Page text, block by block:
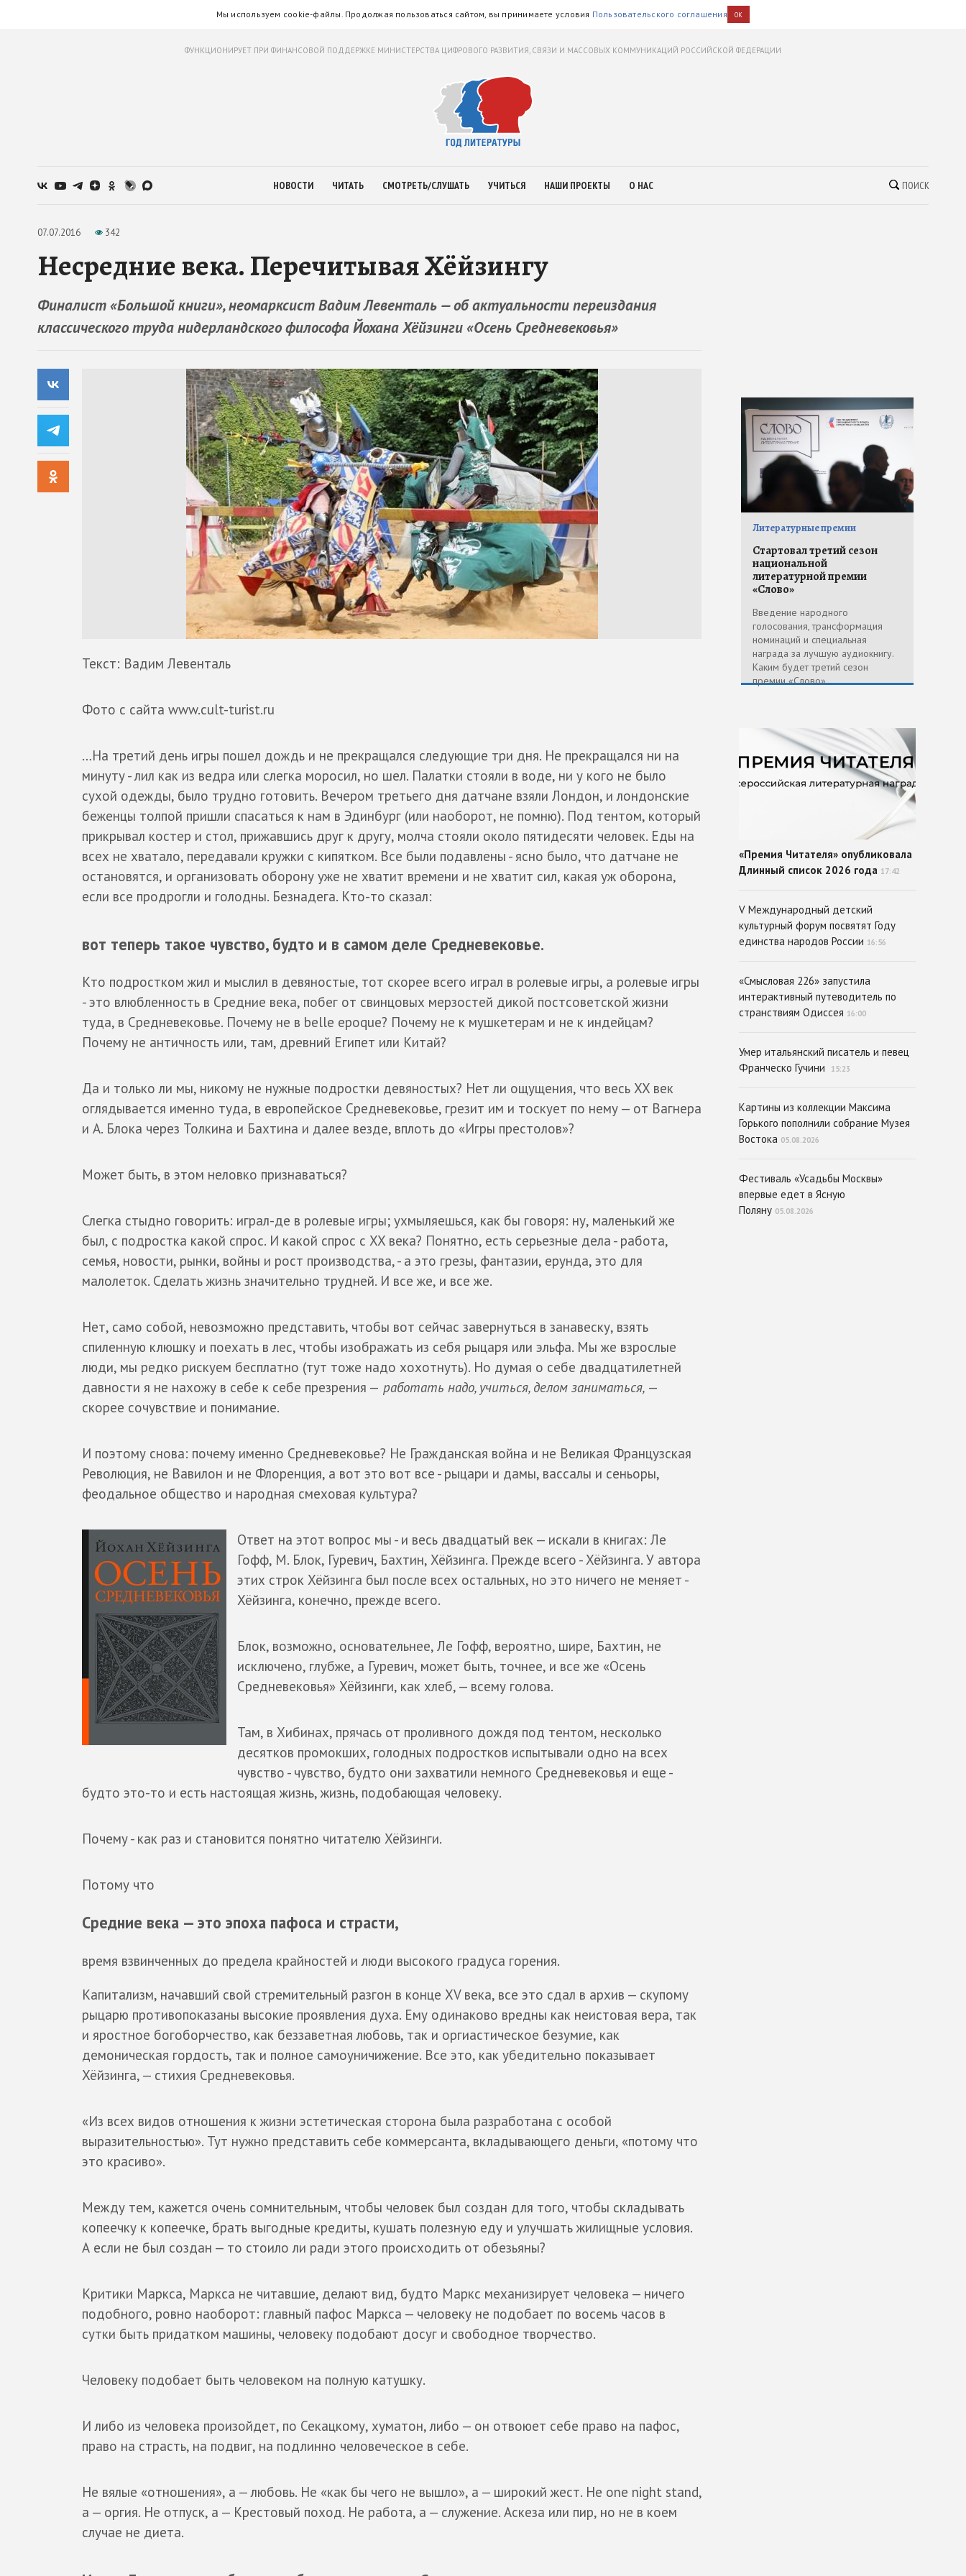
Мы используем cookie-файлы. Продолжая пользоваться сайтом, вы принимаете условия Пользовательского соглашения OK
ФУНКЦИОНИРУЕТ ПРИ ФИНАНСОВОЙ ПОДДЕРЖКЕ МИНИСТЕРСТВА ЦИФРОВОГО РАЗВИТИЯ, СВЯЗИ И МАССОВЫХ КОММУНИКАЦИЙ РОССИЙСКОЙ ФЕДЕРАЦИИ
НОВОСТИ ЧИТАТЬ СМОТРЕТЬ/СЛУШАТЬ УЧИТЬСЯ НАШИ ПРОЕКТЫ О НАС ПОИСК
07.07.2016 342
Несредние века. Перечитывая Хёйзингу
Финалист «Большой книги», неомарксист Вадим Левенталь — об актуальности переиздания
классического труда нидерландского философа Йохана Хёйзинги «Осень Средневековья»
Текст: Вадим Левенталь
Фото с сайта www.cult-turist.ru
…На третий день игры пошел дождь и не прекращался следующие три дня. Не прекращался ни на
минуту - лил как из ведра или слегка моросил, но шел. Палатки стояли в воде, ни у кого не было
сухой одежды, было трудно готовить. Вечером третьего дня датчане взяли Лондон, и лондонские
беженцы толпой пришли спасаться к нам в Эдинбург (или наоборот, не помню). Под тентом, который
прикрывал костер и стол, прижавшись друг к другу, молча стояли около пятидесяти человек. Еды на
всех не хватало, передавали кружки с кипятком. Все были подавлены - ясно было, что датчане не
остановятся, и организовать оборону уже не хватит времени и не хватит сил, какая уж оборона,
если все продрогли и голодны. Безнадега. Кто-то сказал:
вот теперь такое чувство, будто и в самом деле Средневековье.
Кто подростком жил и мыслил в девяностые, тот скорее всего играл в ролевые игры, а ролевые игры
- это влюбленность в Средние века, побег от свинцовых мерзостей дикой постсоветской жизни
туда, в Средневековье. Почему не в belle epoque? Почему не к мушкетерам и не к индейцам?
Почему не античность или, там, древний Египет или Китай?
Да и только ли мы, никому не нужные подростки девяностых? Нет ли ощущения, что весь XX век
оглядывается именно туда, в европейское Средневековье, грезит им и тоскует по нему — от Вагнера
и А. Блока через Толкина и Бахтина и далее везде, вплоть до «Игры престолов»?
Может быть, в этом неловко признаваться?
Слегка стыдно говорить: играл-де в ролевые игры; ухмыляешься, как бы говоря: ну, маленький же
был, с подростка какой спрос. И какой спрос с XX века? Понятно, есть серьезные дела - работа,
семья, новости, рынки, войны и рост производства, - а это грезы, фантазии, ерунда, это для
малолеток. Сделать жизнь значительно трудней. И все же, и все же.
Нет, само собой, невозможно представить, чтобы вот сейчас завернуться в занавеску, взять
спиленную клюшку и поехать в лес, чтобы изображать из себя рыцаря или эльфа. Мы же взрослые
люди, мы редко рискуем бесплатно (тут тоже надо хохотнуть). Но думая о себе двадцатилетней
давности я не нахожу в себе к себе презрения — работать надо, учиться, делом заниматься, —
скорее сочувствие и понимание.
И поэтому снова: почему именно Средневековье? Не Гражданская война и не Великая Французская
Революция, не Вавилон и не Флоренция, а вот это вот все - рыцари и дамы, вассалы и сеньоры,
феодальное общество и народная смеховая культура?
Ответ на этот вопрос мы - и весь двадцатый век — искали в книгах: Ле
Гофф, М. Блок, Гуревич, Бахтин, Хёйзинга. Прежде всего - Хёйзинга. У автора
этих строк Хёйзинга был после всех остальных, но это ничего не меняет -
Хёйзинга, конечно, прежде всего.
Блок, возможно, основательнее, Ле Гофф, вероятно, шире, Бахтин, не
исключено, глубже, а Гуревич, может быть, точнее, и все же «Осень
Средневековья» Хёйзинги, как хлеб, — всему голова.
Там, в Хибинах, прячась от проливного дождя под тентом, несколько
десятков промокших, голодных подростков испытывали одно на всех
чувство - чувство, будто они захватили немного Средневековья и еще -
будто это-то и есть настоящая жизнь, жизнь, подобающая человеку.
Почему - как раз и становится понятно читателю Хёйзинги.
Потому что
Средние века — это эпоха пафоса и страсти,
время взвинченных до предела крайностей и люди высокого градуса горения.
Капитализм, начавший свой стремительный разгон в конце XV века, все это сдал в архив — скупому
рыцарю противопоказаны высокие проявления духа. Ему одинаково вредны как неистовая вера, так
и яростное богоборчество, как беззаветная любовь, так и оргиастическое безумие, как
демоническая гордость, так и полное самоуничижение. Все это, как убедительно показывает
Хёйзинга, — стихия Средневековья.
«Из всех видов отношения к жизни эстетическая сторона была разработана с особой
выразительностью». Тут нужно представить себе коммерсанта, вкладывающего деньги, «потому что
это красиво».
Между тем, кажется очень сомнительным, чтобы человек был создан для того, чтобы складывать
копеечку к копеечке, брать выгодные кредиты, кушать полезную еду и улучшать жилищные условия.
А если не был создан — то стоило ли ради этого происходить от обезьяны?
Критики Маркса, Маркса не читавшие, делают вид, будто Маркс механизирует человека — ничего
подобного, ровно наоборот: главный пафос Маркса — человеку не подобает по восемь часов в
сутки быть придатком машины, человеку подобают досуг и свободное творчество.
Человеку подобает быть человеком на полную катушку.
И либо из человека произойдет, по Секацкому, хуматон, либо — он отвоюет себе право на пафос,
право на страсть, на подвиг, на подлинно человеческое в себе.
Не вялые «отношения», а — любовь. Не «как бы чего не вышло», а — широкий жест. Не one night stand,
а — оргия. Не отпуск, а — Крестовый поход. Не работа, а — служение. Аскеза или пир, но не в коем
случае не диета.
Литературные премии
Стартовал третий сезон
национальной
литературной премии
«Слово»
Введение народного
голосования, трансформация
номинаций и специальная
награда за лучшую аудиокнигу.
Каким будет третий сезон
премии «Слово»
«Премия Читателя» опубликовала
Длинный список 2026 года 17:42
V Международный детский
культурный форум посвятят Году
единства народов России 16:56
«Смысловая 226» запустила
интерактивный путеводитель по
странствиям Одиссея 16:00
Умер итальянский писатель и певец
Франческо Гучини
15:23
Картины из коллекции Максима
Горького пополнили собрание Музея
Востока 05.08.2026
Фестиваль «Усадьбы Москвы»
впервые едет в Ясную
Поляну 05.08.2026